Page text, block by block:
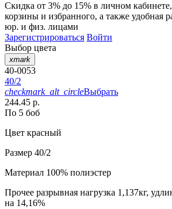
Скидка от 3% до 15% в личном
корзины и избранного, а также удобная
юр. и физ. лицами
Зарегистрироваться Войти
Выбор цвета
xmark
40-0053
40/2
checkmark_alt_circleВыбрать
244.45 р.
По 5 боб
Цвет красный
Размер 40/2
Материал 100% полиэстер
Прочее разрывная нагрузка 1,137кг,
на 14,16%